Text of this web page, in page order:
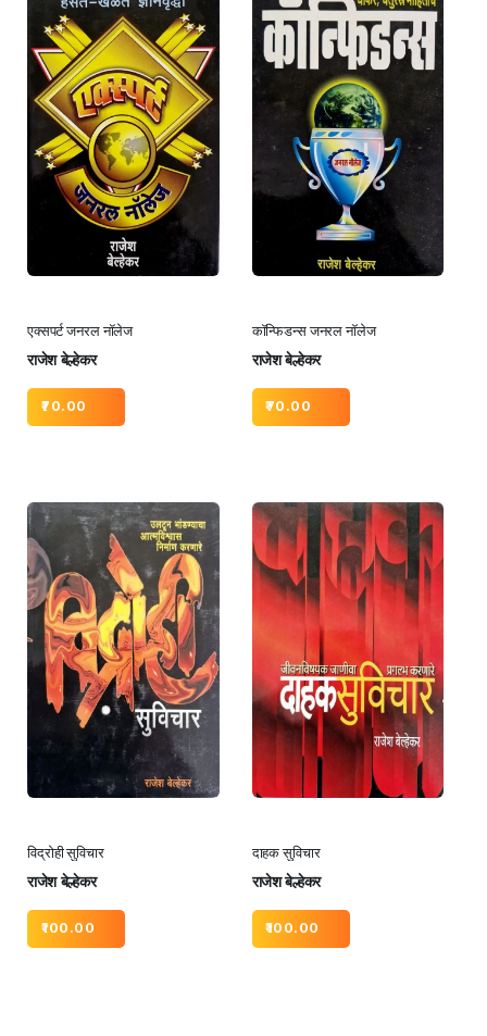
एक्सपर्ट जनरल नॉलेज
राजेश बेल्हेकर
70.00
कॉन्फिडन्स जनरल नॉलेज
राजेश बेल्हेकर
70.00
विद्रोही सुविचार
राजेश बेल्हेकर
100.00
दाहक सुविचार
राजेश बेल्हेकर
100.00